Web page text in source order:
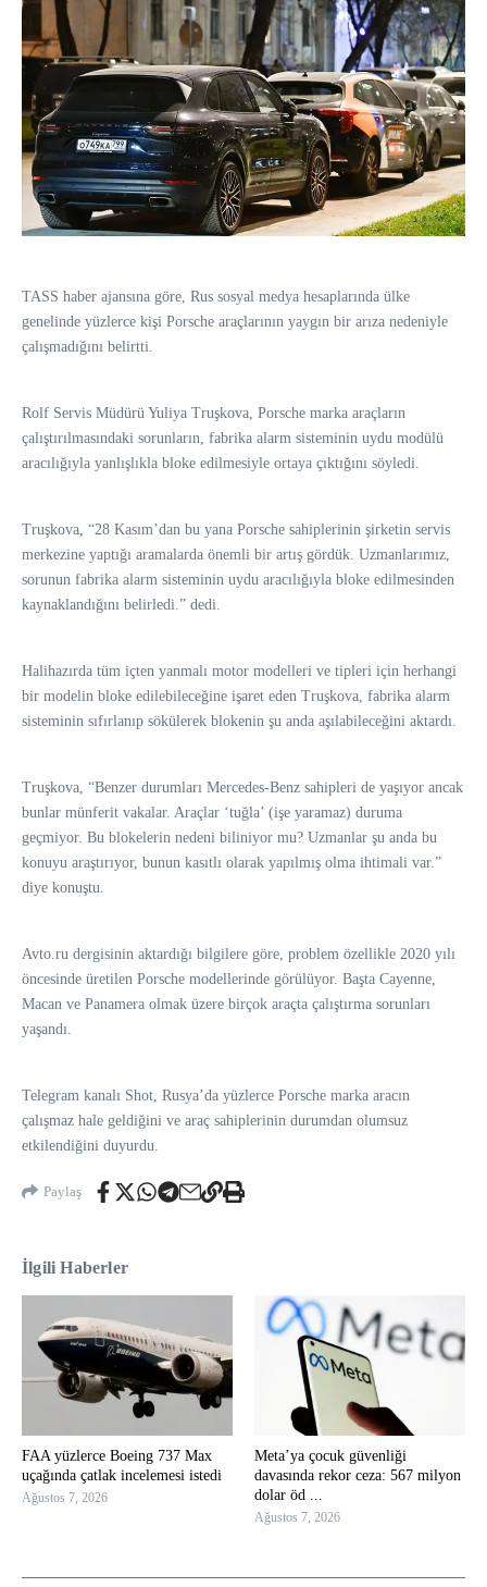
TASS haber ajansına göre, Rus sosyal medya hesaplarında ülke
genelinde yüzlerce kişi Porsche araçlarının yaygın bir arıza nedeniyle
çalışmadığını belirtti.
Rolf Servis Müdürü Yuliya Truşkova, Porsche marka araçların
çalıştırılmasındaki sorunların, fabrika alarm sisteminin uydu modülü
aracılığıyla yanlışlıkla bloke edilmesiyle ortaya çıktığını söyledi.
Truşkova, “28 Kasım’dan bu yana Porsche sahiplerinin şirketin servis
merkezine yaptığı aramalarda önemli bir artış gördük. Uzmanlarımız,
sorunun fabrika alarm sisteminin uydu aracılığıyla bloke edilmesinden
kaynaklandığını belirledi.” dedi.
Halihazırda tüm içten yanmalı motor modelleri ve tipleri için herhangi
bir modelin bloke edilebileceğine işaret eden Truşkova, fabrika alarm
sisteminin sıfırlanıp sökülerek blokenin şu anda aşılabileceğini aktardı.
Truşkova, “Benzer durumları Mercedes-Benz sahipleri de yaşıyor ancak
bunlar münferit vakalar. Araçlar ‘tuğla’ (işe yaramaz) duruma
geçmiyor. Bu blokelerin nedeni biliniyor mu? Uzmanlar şu anda bu
konuyu araştırıyor, bunun kasıtlı olarak yapılmış olma ihtimali var.”
diye konuştu.
Avto.ru dergisinin aktardığı bilgilere göre, problem özellikle 2020 yılı
öncesinde üretilen Porsche modellerinde görülüyor. Başta Cayenne,
Macan ve Panamera olmak üzere birçok araçta çalıştırma sorunları
yaşandı.
Telegram kanalı Shot, Rusya’da yüzlerce Porsche marka aracın
çalışmaz hale geldiğini ve araç sahiplerinin durumdan olumsuz
etkilendiğini duyurdu.
Paylaş
İlgili Haberler
FAA yüzlerce Boeing 737 Max
uçağında çatlak incelemesi istedi
Ağustos 7, 2026
Meta’ya çocuk güvenliği
davasında rekor ceza: 567 milyon
dolar öd ...
Ağustos 7, 2026